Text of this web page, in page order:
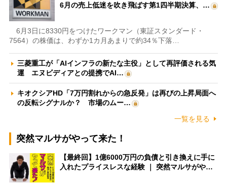
6月の売上低迷を吹き飛ばす第1四半期決算、…
6月3日に8330円をつけたワークマン（東証スタンダード・
7564）の株価は、わずか1カ月あまりで約34％下落…
三菱重工が「AIインフラの新たな主役」として再評価される気
運 エヌビディアとの提携でAI…
キオクシアHD「7万円割れからの急反発」は再びの上昇局面へ
の反転シグナルか？ 市場のムー…
一覧を見る
突然マルサがやって来た！
【最終回】1億6000万円の負債と引き換えに手に
入れたプライスレスな経験 ｜ 突然マルサがや…